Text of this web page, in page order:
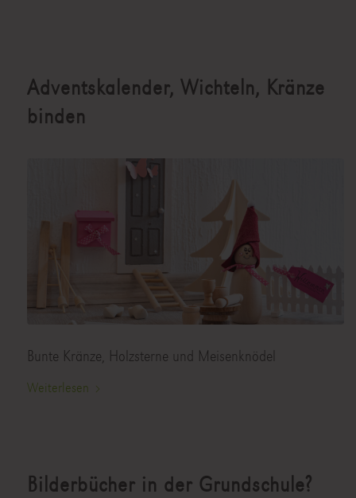
Adventskalender, Wichteln, Kränze
binden
Bunte Kränze, Holzsterne und Meisenknödel
Weiterlesen
Bilderbücher in der Grundschule?